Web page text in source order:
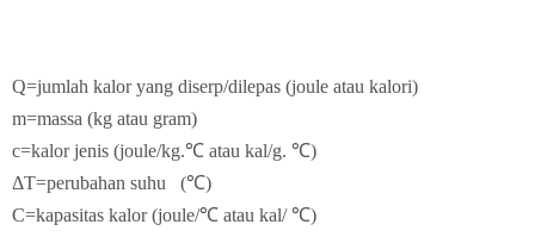
Q=jumlah kalor yang diserp/dilepas (joule atau kalori)
m=massa (kg atau gram)
c=kalor jenis (joule/kg.℃ atau kal/g. ℃)
ΔT=perubahan suhu
(℃)
C=kapasitas kalor (joule/℃ atau kal/℃)